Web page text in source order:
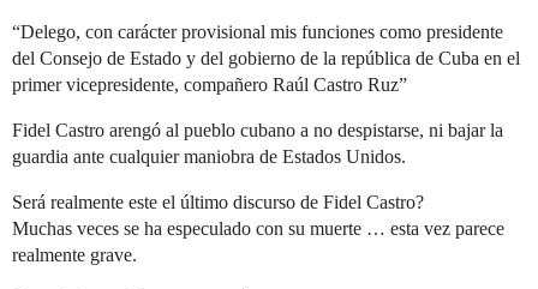
“Delego, con carácter provisional mis funciones como presidente
del Consejo de Estado y del gobierno de la república de Cuba en el
primer vicepresidente, compañero Raúl Castro Ruz”
Fidel Castro arengó al pueblo cubano a no despistarse, ni bajar la
guardia ante cualquier maniobra de Estados Unidos.
Será realmente este el último discurso de Fidel Castro?
Muchas veces se ha especulado con su muerte … esta vez parece
realmente grave.